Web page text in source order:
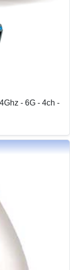
- 6G - 4ch -